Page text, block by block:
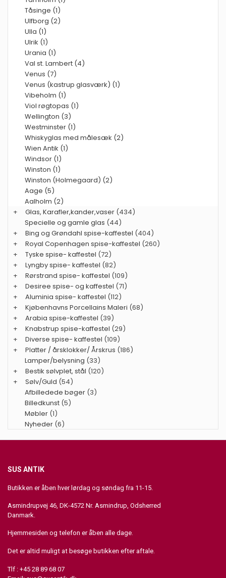
Tåsinge (1)
Ulfborg (2)
Ulla (1)
Ulrik (1)
Urania (1)
Val st. Lambert (4)
Venus (7)
Venus (kastrup glasværk) (1)
Vibeholm (1)
Viol røgtopas (1)
Wellington (3)
Westminster (1)
Whiskyglas med målesæk (2)
Wien Antik (1)
Windsor (1)
Winston (1)
Winston (Holmegaard) (2)
Aage (5)
Aalholm (2)
+
Glas, Karafler,kander,vaser (434)
Specielle og gamle glas (44)
+
Bing og Grøndahl spise-kaffestel (404)
+
Royal Copenhagen spise-kaffestel (260)
+
Tyske spise- kaffestel (72)
+
Lyngby spise- kaffestel (82)
+
Rørstrand spise- kaffestel (109)
+
Desiree spise- og kaffestel (71)
+
Aluminia spise- kaffestel (112)
+
Kjøbenhavns Porcellains Maleri (68)
+
Arabia spise-kaffestel (39)
+
Knabstrup spise-kaffestel (29)
+
Diverse spise- kaffestel (109)
+
Platter / årsklokker/ Årskrus (186)
Lamper/belysning (33)
+
Bestik sølvplet, stål (120)
+
Sølv/Guld (54)
Afbilledede bøger (3)
Billedkunst (5)
Møbler (1)
Nyheder (6)
SUS ANTIK
Butikken er åben hver lørdag og søndag fra 11-15.
Asmindrupvej 46, DK-4572 Nr. Asmindrup, Odsherred
Danmark.
Hjemmesiden og telefon er åben alle dage.
Det er altid muligt at besøge butikken efter aftale.
Tlf : +45 28 89 68 07